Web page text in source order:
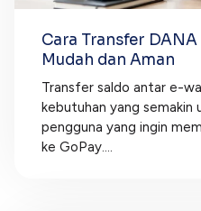
Cara Transfer DANA
Mudah dan Aman
Transfer saldo antar e-
kebutuhan yang semakin
pengguna yang ingin
ke GoPay....